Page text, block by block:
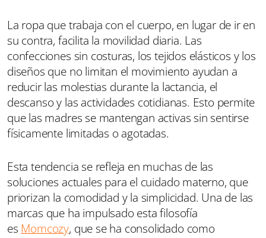
La ropa que trabaja con el cuerpo, en lugar de ir en
su contra, facilita la movilidad diaria. Las
confecciones sin costuras, los tejidos elásticos y los
diseños que no limitan el movimiento ayudan a
reducir las molestias durante la lactancia, el
descanso y las actividades cotidianas. Esto permite
que las madres se mantengan activas sin sentirse
físicamente limitadas o agotadas.
Esta tendencia se refleja en muchas de las
soluciones actuales para el cuidado materno, que
priorizan la comodidad y la simplicidad. Una de las
marcas que ha impulsado esta filosofía
es Momcozy, que se ha consolidado como